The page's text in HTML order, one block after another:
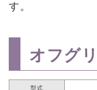
す。
オフグ
型式